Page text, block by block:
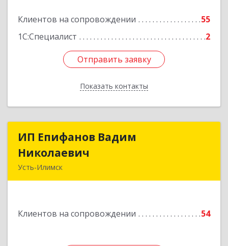
Клиентов на сопровождении
55
1С:Специалист
2
Отправить заявку
Показать контакты
Отправить заявку
Назад
ИП Епифанов Вадим
Николаевич
Усть-Илимск
Клиентов на сопровождении 54
ИП Епифанов Вадим
Подробнее